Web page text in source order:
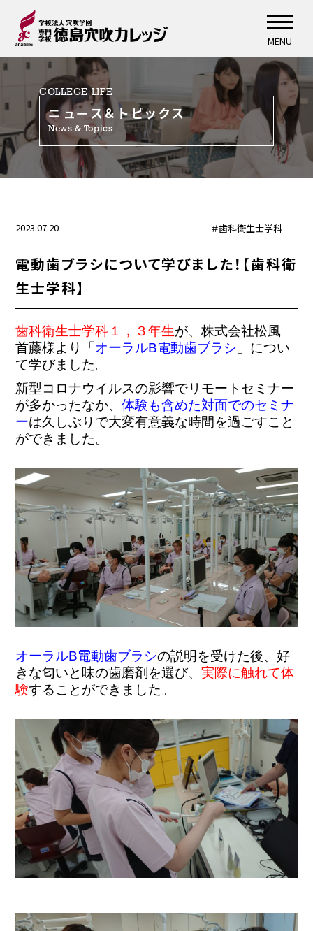
MENU
COLLEGE LIFE
ニュース＆トピックス
News & Topics
2023.07.20 ＃歯科衛生士学科
電動歯ブラシについて学びました！【歯科衛
生士学科】
歯科衛生士学科１，３年生が、株式会社松風
首藤様より「 オーラルB電動歯ブラシ 」につい
て学びました。
新型コロナウイルスの影響でリモートセミナー
が多かったなか、体験も含めた対面でのセミナ
ーは久しぶりで大変有意義な時間を過ごすこと
ができました。
オーラルB電動歯ブラシの説明を受けた後、好
きな匂いと味の歯磨剤を選び、実際に触れて体
験することができました。